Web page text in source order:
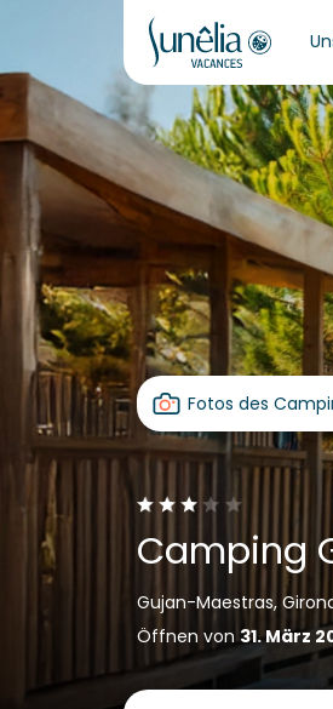
Fotos des
Camping
Gujan-Maestras,
Öffnen von31. März